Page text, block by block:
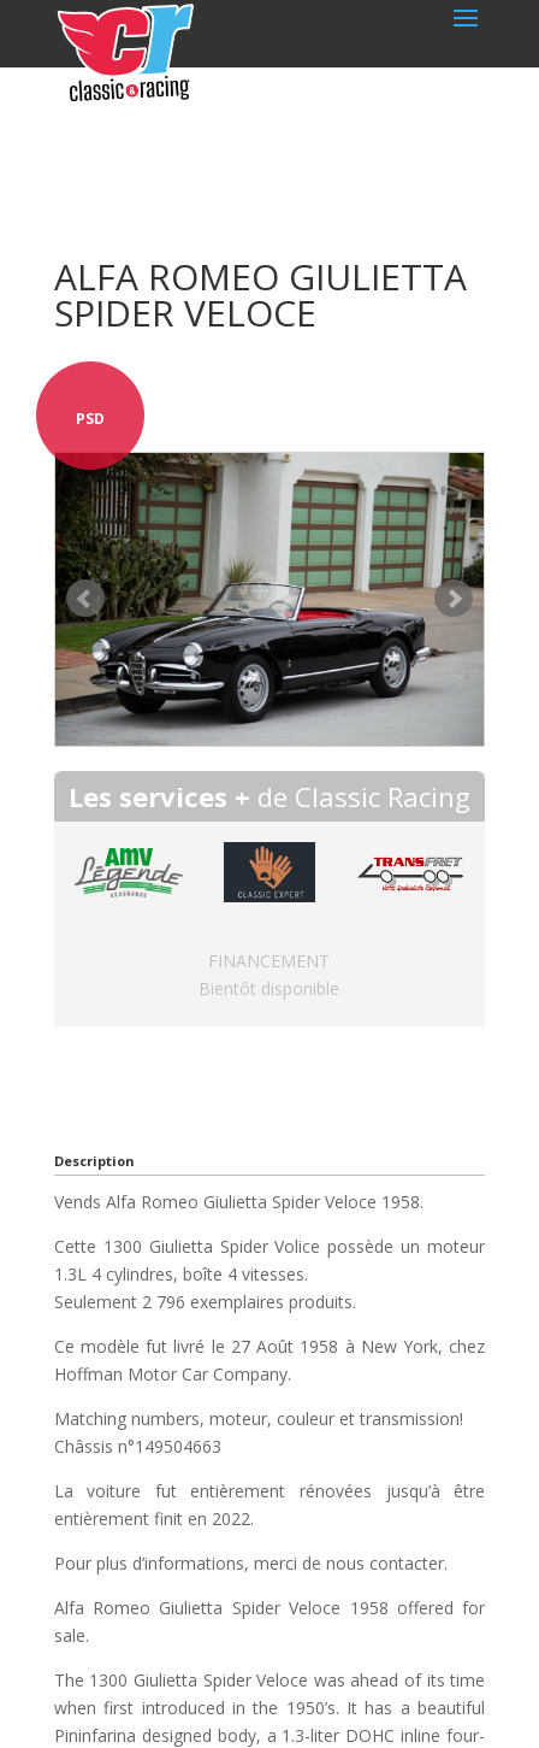
ALFA ROMEO GIULIETTA
SPIDER VELOCE
PSD
Les services + de Classic Racing
FINANCEMENT
Bientôt disponible
Description
Vends Alfa Romeo Giulietta Spider Veloce 1958.
Cette 1300 Giulietta Spider Volice possède un moteur
1.3L 4 cylindres, boîte 4 vitesses.
Seulement 2 796 exemplaires produits.
Ce modèle fut livré le 27 Août 1958 à New York, chez
Hoffman Motor Car Company.
Matching numbers, moteur, couleur et transmission!
Châssis n°149504663
La voiture fut entièrement rénovées jusqu’à être
entièrement finit en 2022.
Pour plus d’informations, merci de nous contacter.
Alfa Romeo Giulietta Spider Veloce 1958 offered for
sale.
The 1300 Giulietta Spider Veloce was ahead of its time
when first introduced in the 1950’s. It has a beautiful
Pininfarina designed body, a 1.3-liter DOHC inline four-